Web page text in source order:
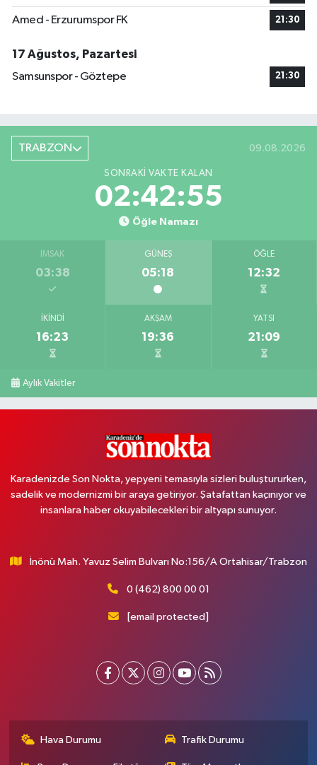
Amed - Erzurumspor FK 21:30
17 Ağustos, Pazartesi
Samsunspor - Göztepe
21:30
TRABZON 09.08.2026
SONRAKI VAKTE KALAN
02:42:55
Öğle Namazı
İMSAK
03:38
GÜNEŞ
05:18
ÖĞLE
12:32
İKINDI
16:23
AKŞAM
19:36
YATSI
21:09
Aylık Vakitler
Karadenizde Son Nokta, yepyeni temasıyla sizleri buluştururken,
sadelik ve modernizmi bir araya getiriyor. Şatafattan kaçınıyor ve
insanlara haber okuyabilecekleri bir altyapı sunuyor.
İnönü Mah. Yavuz Selim Bulvarı No:156/A Ortahisar/Trabzon
0 (462) 800 00 01
[email protected]
Hava Durumu Trafik Durumu